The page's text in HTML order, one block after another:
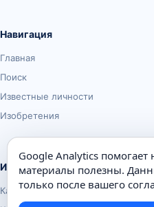
Навигация
Главная
Поиск
Известные личности
Изобретения
Информация
Карта сайта
Google Analytics помогает
материалы полезны.
только после вашего